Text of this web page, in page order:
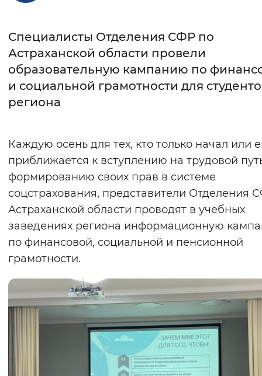
Без засечек
Интервал между буквами
Нормальный
Инверсивный
Синий фон
Изображения
Включены Выключены
Воспроизвести Остановить
Вернуть стандартные настройки
Специалисты Отделения СФР по
Астраханской области провели
образовательную кампанию по
и социальной грамотности для
региона
Каждую осень для тех, кто только начал или
приближается к вступлению на трудовой
формированию своих прав в системе
соцстрахования, представители Отделения
Астраханской области проводят в учебных
заведениях региона информационную
по финансовой, социальной и пенсионной
грамотности.